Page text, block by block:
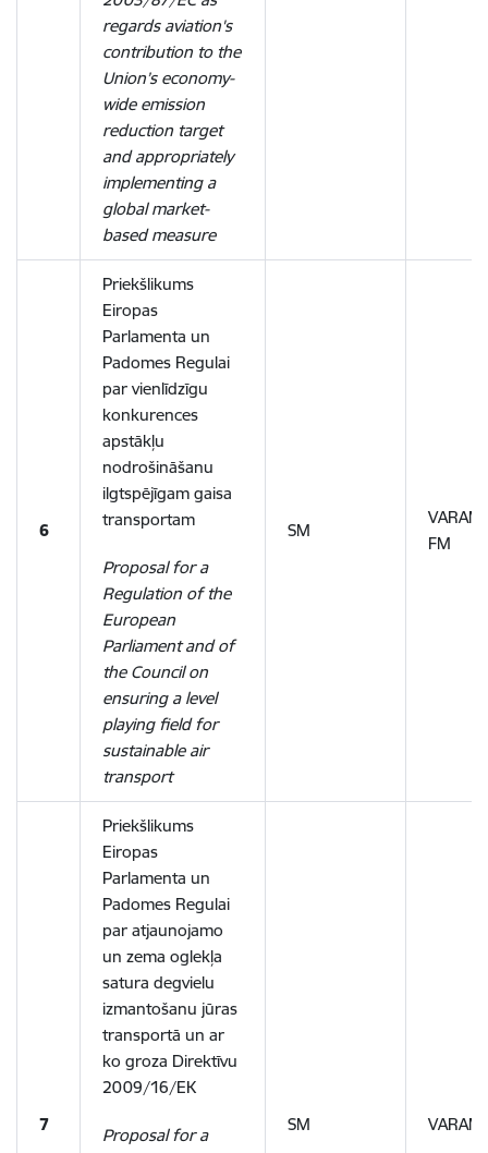
regards aviation's
contribution to the
Union’s economy-
wide emission
reduction target
and appropriately
implementing a
global market-
based measure
6
Priekšlikums
Eiropas
Parlamenta un
Padomes Regulai
par vienlīdzīgu
konkurences
apstākļu
nodrošināšanu
ilgtspējīgam gaisa
transportam
Proposal for a
Regulation of the
European
Parliament and of
the Council on
ensuring a level
playing field for
sustainable air
transport
SM
FM
7
Priekšlikums
Eiropas
Parlamenta un
Padomes Regulai
par atjaunojamo
un zema oglekļa
satura degvielu
izmantošanu jūras
transportā un ar
ko groza Direktīvu
2009/16/EK
Proposal for a
SM